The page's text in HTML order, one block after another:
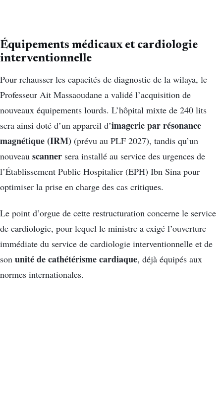
Équipements médicaux et cardiologie
interventionnelle
Pour rehausser les capacités de diagnostic de la wilaya, le
Professeur Ait Massaoudane a validé l’acquisition de
nouveaux équipements lourds. L’hôpital mixte de 240 lits
sera ainsi doté d’un appareil d’imagerie par résonance
magnétique (IRM) (prévu au PLF 2027), tandis qu’un
nouveau scanner sera installé au service des urgences de
l’Établissement Public Hospitalier (EPH) Ibn Sina pour
optimiser la prise en charge des cas critiques.
Le point d’orgue de cette restructuration concerne le service
de cardiologie, pour lequel le ministre a exigé l’ouverture
immédiate du service de cardiologie interventionnelle et de
son unité de cathétérisme cardiaque, déjà équipés aux
normes internationales.